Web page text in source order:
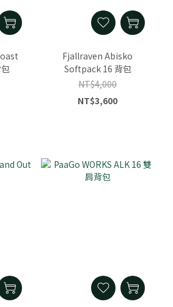
Fjallraven Abisko
Softpack 16 背包
NT$4,000
NT$3,600